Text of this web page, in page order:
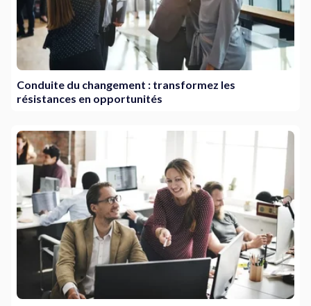
Conduite du changement : transformez les
résistances en opportunités